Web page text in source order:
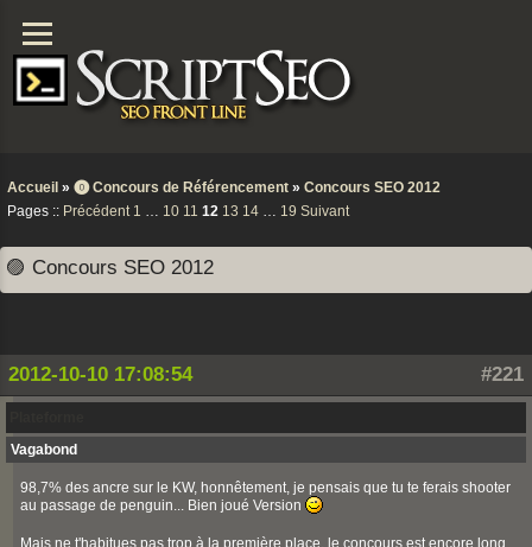
Accueil » ⓿ Concours de Référencement » Concours SEO 2012
Pages :: Précédent 1 … 10 11 12 13 14 … 19 Suivant
🟣 Concours SEO 2012
#221
2012-10-10 17:08:54
Vagabond
98,7% des ancre sur le KW, honnêtement, je pensais que tu te ferais shooter
au passage de penguin... Bien joué Version
Mais ne t'habitues pas trop à la première place, le concours est encore long